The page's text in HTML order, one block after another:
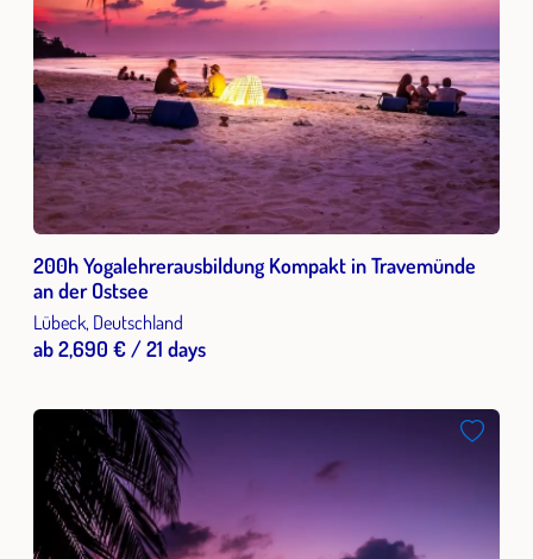
200h Yogalehrerausbildung Kompakt in Travemünde
an der Ostsee
Lübeck, Deutschland
ab 2,690 € / 21 days